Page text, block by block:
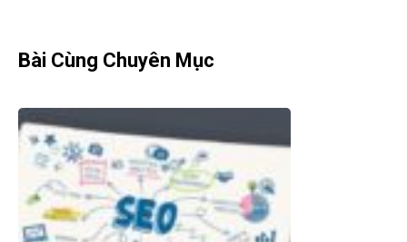
Bài Cùng Chuyên Mục